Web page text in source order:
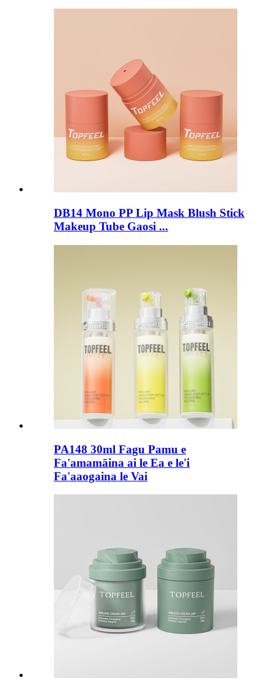
DB14 Mono PP Lip Mask Blush Stick
Makeup Tube Gaosi ...
PA148 30ml Fagu Pamu e
Fa'amamāina ai le Ea e le'i
Fa'aaogaina le Vai